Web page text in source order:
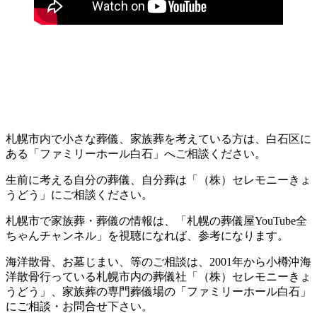
札幌市内で小さな葬儀、家族葬を考えている方は、白石区に
ある「ファミリーホール白石」へご相談ください。
生前に考える自分の葬儀、自分葬は「（株）セレモニーきょ
うどう」にご相談ください。
札幌市で家族葬・葬儀の情報は、「札幌の葬儀屋YouTube全
ちゃんチャンネル」を視聴になれば、参考になります。
海洋散骨、お墓じまい、等のご相談は、2001年から小樽沖海
洋散骨行っている札幌市内の葬儀社「（株）セレモニーきょ
うどう」、家族葬の専門葬儀場の「ファミリーホール白石」
にご相談・お問合せ下さい。